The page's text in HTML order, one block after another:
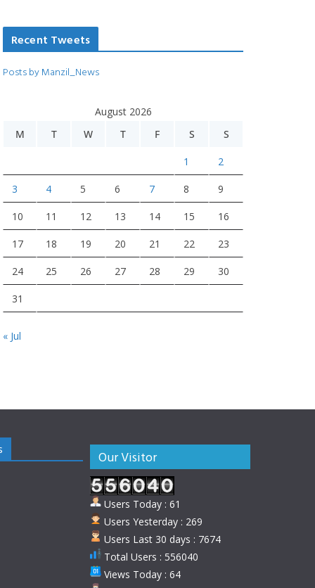
Recent Tweets
Posts by Manzil_News
August 2026
M
T W T F S S
1 2
3 4 5 6 7 8 9
10 11 12 13 14 15 16
17 18 19 20 21 22 23
24 25 26 27 28 29 30
31
« Jul
Our Visitor
Users Today : 61
Users Yesterday : 269
Users Last 30 days : 7674
Total Users : 556040
Views Today : 64